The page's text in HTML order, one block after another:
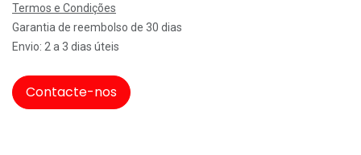
Termos e Condições
Garantia de reembolso de 30 dias
Envio: 2 a 3 dias úteis
Contacte-nos